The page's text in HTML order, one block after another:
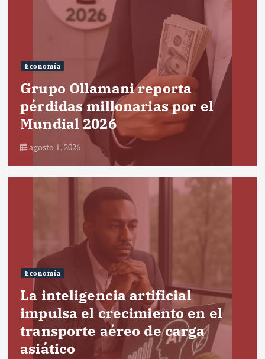
Economía
Grupo Ollamani reporta
pérdidas millonarias por el
Mundial 2026
agosto 1, 2026
Economía
La inteligencia artificial
impulsa el crecimiento en el
transporte aéreo de carga
asiático